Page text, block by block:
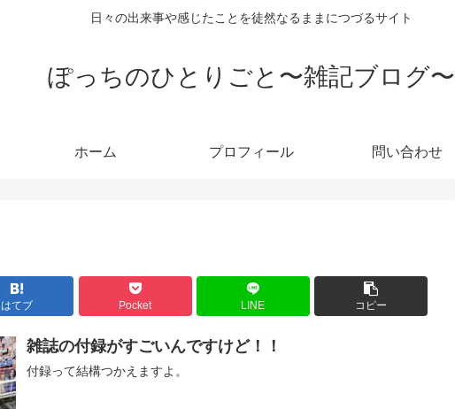
日々の出来事や感じたことを徒然なるままにつづるサイト
ぽっちのひとりごと〜雑記ブログ〜
ホーム プロフィール 問い合わせ
はてブ Pocket LINE コピー
雑誌の付録がすごいんですけど！！
付録って結構つかえますよ。